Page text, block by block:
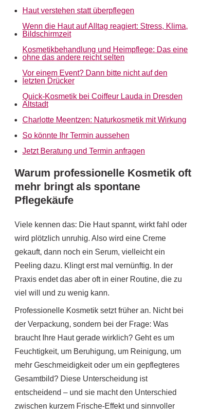
Haut verstehen statt überpflegen
Wenn die Haut auf Alltag reagiert: Stress, Klima,
Bildschirmzeit
Kosmetikbehandlung und Heimpflege: Das eine
ohne das andere reicht selten
Vor einem Event? Dann bitte nicht auf den
letzten Drücker
Quick-Kosmetik bei Coiffeur Lauda in Dresden
Altstadt
Charlotte Meentzen: Naturkosmetik mit Wirkung
So könnte Ihr Termin aussehen
Jetzt Beratung und Termin anfragen
Warum professionelle Kosmetik oft
mehr bringt als spontane
Pflegekäufe
Viele kennen das: Die Haut spannt, wirkt fahl oder
wird plötzlich unruhig. Also wird eine Creme
gekauft, dann noch ein Serum, vielleicht ein
Peeling dazu. Klingt erst mal vernünftig. In der
Praxis endet das aber oft in einer Routine, die zu
viel will und zu wenig kann.
Professionelle Kosmetik setzt früher an. Nicht bei
der Verpackung, sondern bei der Frage: Was
braucht Ihre Haut gerade wirklich? Geht es um
Feuchtigkeit, um Beruhigung, um Reinigung, um
mehr Geschmeidigkeit oder um ein gepflegteres
Gesamtbild? Diese Unterscheidung ist
entscheidend – und sie macht den Unterschied
zwischen kurzem Frische-Effekt und sinnvoller